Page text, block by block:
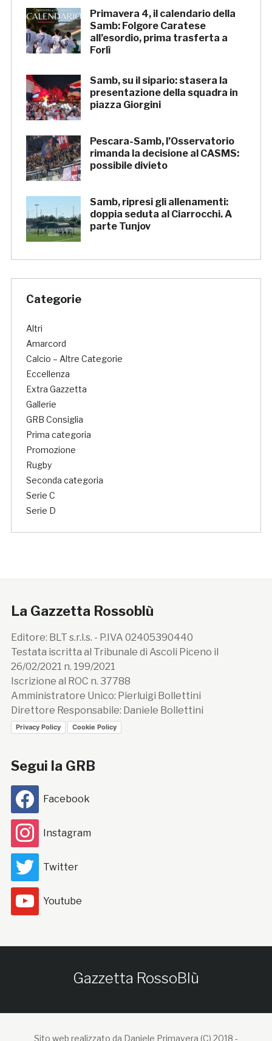
Primavera 4, il calendario della
Samb: Folgore Caratese
all’esordio, prima trasferta a
Forlì
Samb, su il sipario: stasera la
presentazione della squadra in
piazza Giorgini
Pescara-Samb, l’Osservatorio
rimanda la decisione al CASMS:
possibile divieto
Samb, ripresi gli allenamenti:
doppia seduta al Ciarrocchi. A
parte Tunjov
Categorie
Altri
Amarcord
Calcio – Altre Categorie
Eccellenza
Extra Gazzetta
Gallerie
GRB Consiglia
Prima categoria
Promozione
Rugby
Seconda categoria
Serie C
Serie D
La Gazzetta Rossoblù
Editore: BLT s.r.l.s. - P.IVA 02405390440
Testata iscritta al Tribunale di Ascoli Piceno il
26/02/2021 n. 199/2021
Iscrizione al ROC n. 37788
Amministratore Unico: Pierluigi Bollettini
Direttore Responsabile: Daniele Bollettini
Privacy Policy Cookie Policy
Segui la GRB
Facebook
Instagram
Twitter
Youtube
Gazzetta RossoBlù
Sito web realizzato da Daniele Primavera (C) 2018 -